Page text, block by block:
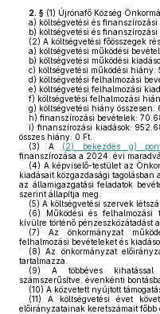
2. § (1) Újrónafő Község
a) költségvetési és finanszírozási
b) költségvetési és finanszírozási
(2) A költségvetési főösszegek
a) költségvetési működési
b) költségvetési működési
c) költségvetési működési
d) költségvetési felhalmozási
e) költségvetési felhalmozási
f) költségvetési felhalmozási
g) költségvetési hiány
h) finanszírozási bevételek:
i) finanszírozási kiadások:
összes hiány: 0 Ft.
(3) A (2) bekezdés g)
finanszírozása a 2024. évi
(4) A képviselő-testület az
kiadásait közgazdasági tagolásban
az államigazgatási feladatok
szerint állapítja meg.
(5) A költségvetési szervek
(6) Működési és felhalmozási
kívülre történő pénzeszközátadást
(7) Az önkormányzat
felhalmozási bevételeket és
(8) Az önkormányzat
tartalmazza.
(9) A többéves kihatással
számszerűsítve, évenkénti
(10) A közvetett nyújtott
(11) A költségvetési évet
előirányzatainak keretszámait főbb